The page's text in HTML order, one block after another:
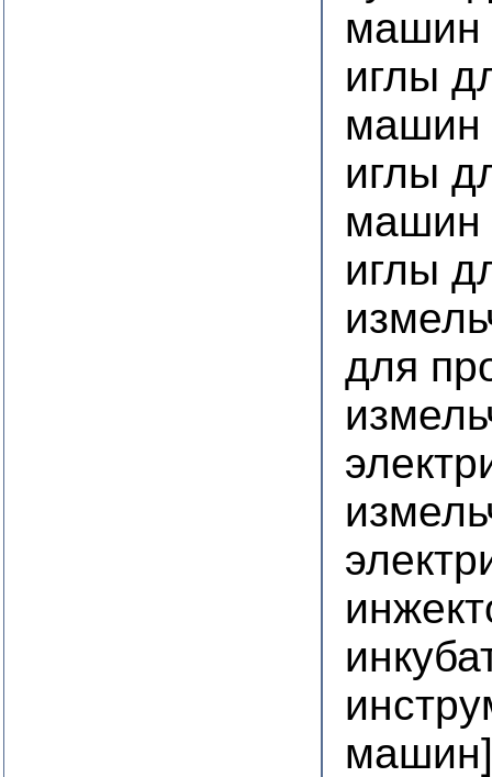
машин
иглы
машин
иглы
машин
иглы
для
машин]